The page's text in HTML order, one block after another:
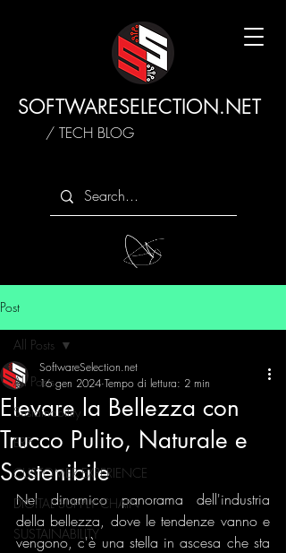
SOFTWARESELECTION.NET
/ TECH BLOG
Post
All Posts
Sustainability
ERP
CUSTOMER EXPERIENCE
DIGITAL SUPPLY CHAIN
SUSTAINABILITY
All Posts
Elevare la Bellezza con
Trucco Pulito, Naturale e
Sostenibile
SoftwareSelection.net
16 gen 2024 Tempo di lettura: 2 min
Nel dinamico panorama dell'industria
della bellezza, dove le tendenze vanno e
vengono, c'è una stella in ascesa che sta